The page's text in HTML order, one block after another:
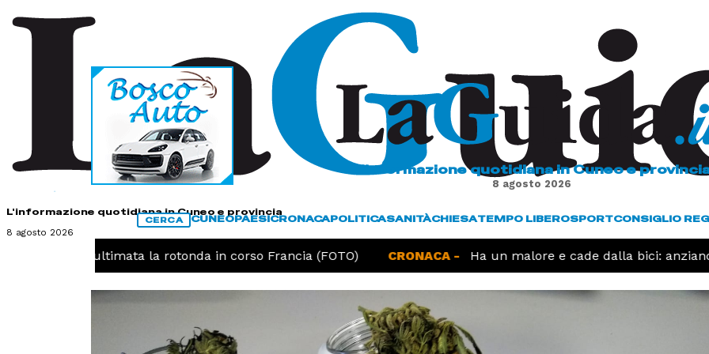
L'informazione quotidiana in Cuneo e provincia
8 agosto 2026
L'informazione quotidiana in Cuneo e
8 agosto 2026
CERCA CUNEOPAESICRONACAPOLITICASANITÀCHIESATEMPO LIBEROSPORTCONSIGLIO
Cuneo, ultimata la rotonda in corso Francia (FOTO) CRONACA - Ha un malore e cade dalla bici: anziano